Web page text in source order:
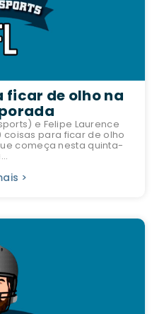
ficar de olho na
e Felipe Laurence
coisas para ficar de olho
começa nesta quinta-
>